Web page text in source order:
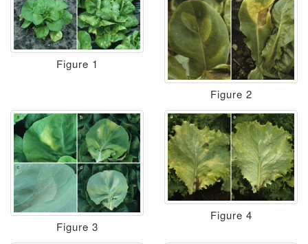
Figure 1
Figure 2
Figure 3
Figure 4